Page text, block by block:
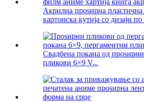
Акрилна проѕирна пластична
картонска кутија со дизајн
Свадбена покана од
пликови 6×9 V...